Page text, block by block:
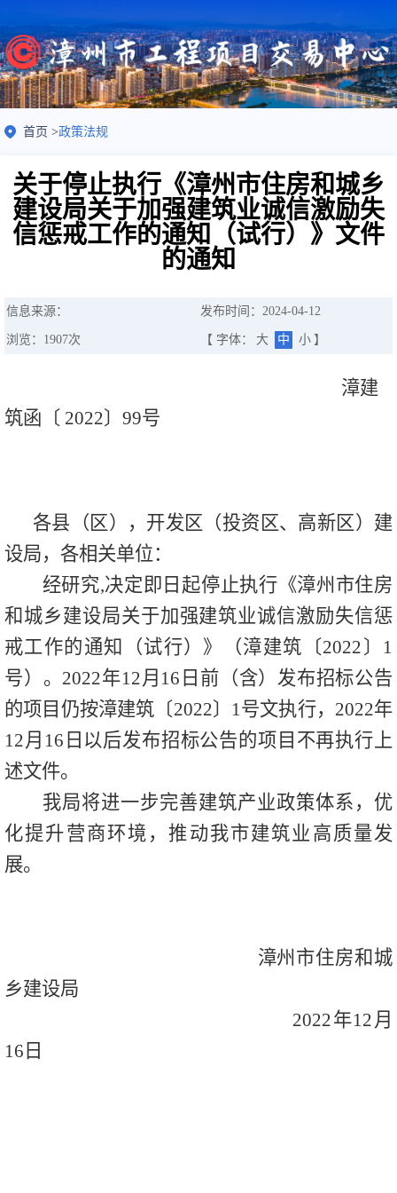
首页 >政策法规
关于停止执行《漳州市住房和城乡
建设局关于加强建筑业诚信激励失
信惩戒工作的通知（试行）》文件
的通知
信息来源： 发布时间：2024-04-12
浏览： 1907次 【 字体： 大 中 小 】
漳建
筑函〔 2022〕99号
各县（区），开发区（投资区、高新区）建
设局，各相关单位：
经研究,决定即日起停止执行《漳州市住房
和城乡建设局关于加强建筑业诚信激励失信惩
戒工作的通知（试行）》（漳建筑〔2022 〕 1
号）。 2022年12月 16 日前（含）发布招标公告
的项目仍按漳建筑〔2022〕 1号文执行， 2022年
12月 16 日以后发布招标公告的项目不再执行上
述文件。
我局将进一步完善建筑产业政策体系，优
化提升营商环境，推动我市建筑业高质量发
展。
漳州市住房和城
乡建设局
2022年12 月
16 日